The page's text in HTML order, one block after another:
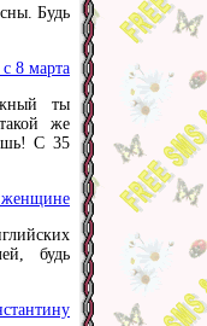
Будь
8 марта
ты
же
С 35
женщине
будь